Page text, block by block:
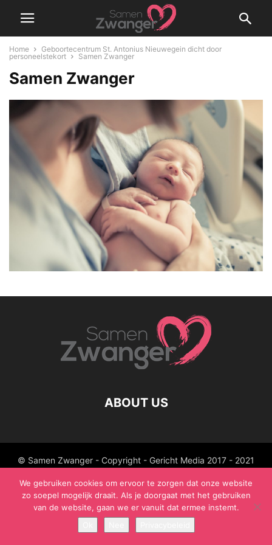
Home
Geboortecentrum St. Antonius Nieuwegein dicht door
personeelstekort
Samen Zwanger
Samen Zwanger
ABOUT US
© Samen Zwanger - Copyright - Gericht Media 2017 - 2021
We gebruiken cookies om ervoor te zorgen dat onze website
zo soepel mogelijk draait. Als je doorgaat met het gebruiken
van de website, gaan we er vanuit dat ermee instemt.